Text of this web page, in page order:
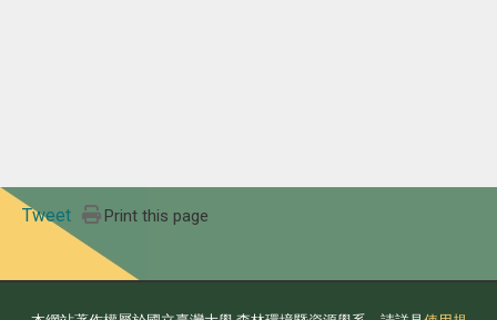
Tweet Print this page